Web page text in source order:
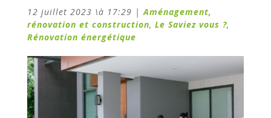
12 juillet 2023 \à 17:29 |Aménagement,
rénovation et construction, Le Saviez vous ?,
Rénovation énergétique